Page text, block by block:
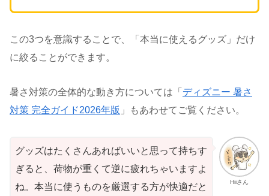
この3つを意識することで、「本当に使えるグッズ」だけ
に絞ることができます。
暑さ対策の全体的な動き方については「 ディズニー 暑さ
対策 完全ガイド2026年版 」もあわせてご覧ください。
Hiiさん
グッズはたくさんあればいいと思って持ちす
ぎると、荷物が重くて逆に疲れちゃいますよ
ね。本当に使うものを厳選する方が快適だと